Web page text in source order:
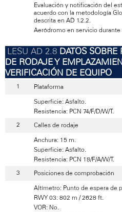
Evaluación y notificación del
acuerdo con la metodología
descrita en AD 1.2.2.
Aeródromo en servicio durante
DATOS SOBRE
DE RODAJE Y
VERIFICACIÓN DE EQUIPO
Plataforma
Superficie: Asfalto.
Resistencia: PCN 74/F/D/W/T.
Calles de rodaje
Anchura: 15 m.
Superficie: Asfalto.
Resistencia: PCN 18/F/A/W/T.
Posiciones de comprobación
Altímetro: Punto de espera de
RWY 03: 802 m / 2628 ft.
VOR: No.